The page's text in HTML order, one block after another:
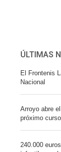
ÚLTIMAS
El Frontenis
Nacional
Arroyo abre
próximo curso
240.000